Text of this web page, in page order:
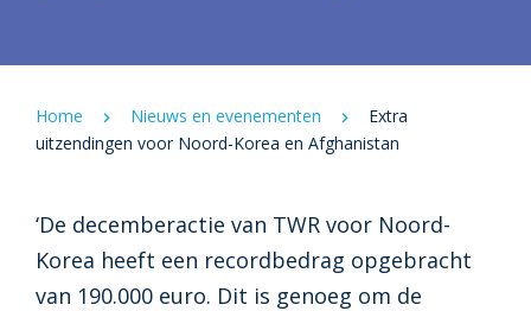
Home Nieuws en evenementen
Extra
uitzendingen voor Noord-Korea en Afghanistan
‘De decemberactie van TWR voor Noord-
Korea heeft een recordbedrag opgebracht
van 190.000 euro. Dit is genoeg om de